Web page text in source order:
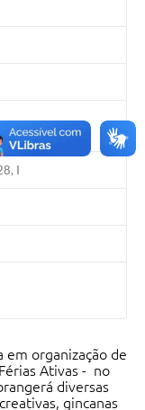
I
em organização de
Ativas - no
diversas
gincanas